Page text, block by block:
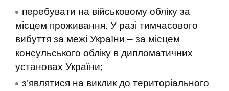
перебувати на військовому обліку за
місцем проживання. У разі тимчасового
вибуття за межі України – за місцем
консульського обліку в дипломатичних
установах України;
з’являтися на виклик до територіального